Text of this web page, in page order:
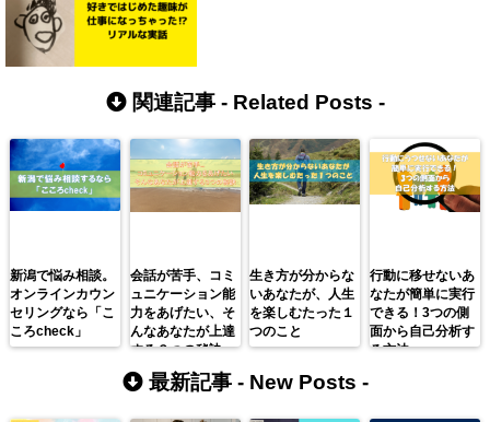
関連記事 - Related Posts -
新潟で悩み相談。
オンラインカウン
セリングなら「こ
ころcheck」
会話が苦手、コミ
ュニケーション能
力をあげたい、そ
んなあなたが上達
する３つの秘訣
生き方が分からな
いあなたが、人生
を楽しむたった１
つのこと
行動に移せないあ
なたが簡単に実行
できる！3つの側
面から自己分析す
る方法
最新記事 - New Posts -